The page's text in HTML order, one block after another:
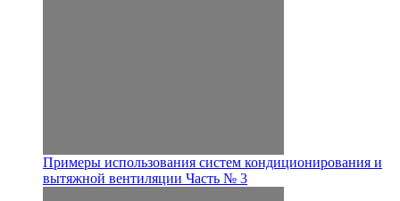
Примеры использования систем кондиционирования и
вытяжной вентиляции Часть № 3